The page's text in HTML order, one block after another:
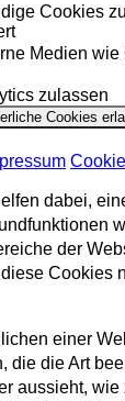
Cookies
Medien wie
zulassen
dabei,
der
Cookies
einer
die die Art
aussieht, wie